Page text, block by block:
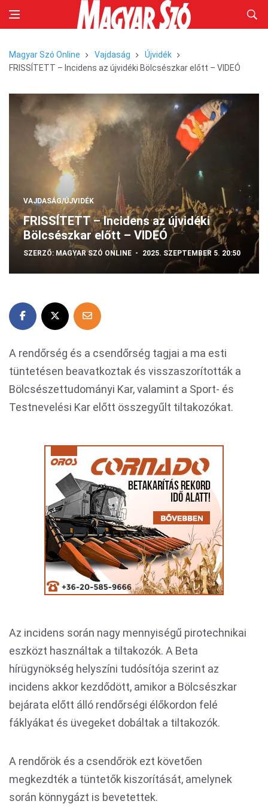
Magyar Szó Online Vajdaság
Újvidék
FRISSÍTETT – Incidens az újvidéki Bölcsészkar előtt – VIDEÓ
VAJDASÁG/ÚJVIDÉK
FRISSÍTETT – Incidens az újvidéki
Bölcsészkar előtt – VIDEÓ
SZERZŐ: MAGYAR SZÓ ONLINE 2025. SZEPTEMBER 5. 20:50
A rendőrség és a csendőrség tagjai a ma esti
tüntetésen beavatkoztak és visszaszorították a
Bölcsészettudományi Kar, valamint a Sport- és
Testnevelési Kar előtt összegyűlt tiltakozókat.
Az incidens során nagy mennyiségű pirotechnikai
eszközt használtak a tiltakozók. A Beta
hírügynökség helyszíni tudósítója szerint az
incidens akkor kezdődött, amikor a Bölcsészkar
bejárata előtt álló rendőrségi élőkordon felé
fáklyákat és üvegeket dobáltak a tiltakozók.
A rendőrök és a csendőrök ezt követően
megkezdték a tüntetők kiszorítását, amelynek
során könnygázt is bevetettek.